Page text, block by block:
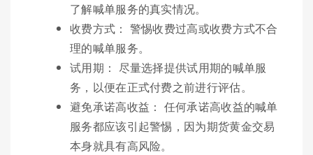
了解喊单服务的真实情况。
收费方式： 警惕收费过高或收费方式不合
理的喊单服务。
试用期： 尽量选择提供试用期的喊单服
务，以便在正式付费之前进行评估。
避免承诺高收益： 任何承诺高收益的喊单
服务都应该引起警惕，因为期货黄金交易
本身就具有高风险。